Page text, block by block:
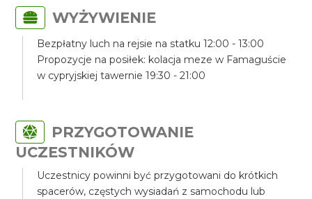
WYŻYWIENIE
Bezpłatny luch na rejsie na statku 12:00 - 13:00
Propozycje na posiłek: kolacja meze w Famaguście
w cypryjskiej tawernie 19:30 - 21:00
PRZYGOTOWANIE
UCZESTNIKÓW
Uczestnicy powinni być przygotowani do krótkich
spacerów, częstych wysiadań z samochodu lub